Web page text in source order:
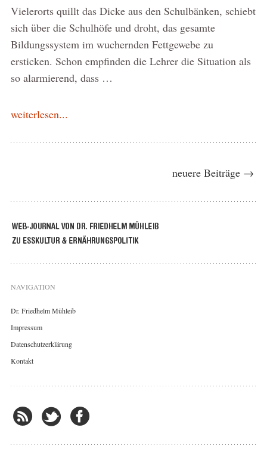
Vielerorts quillt das Dicke aus den Schulbänken, schiebt
sich über die Schulhöfe und droht, das gesamte
Bildungssystem im wuchernden Fettgewebe zu
ersticken. Schon empfinden die Lehrer die Situation als
so alarmierend, dass …
weiterlesen...
neuere Beiträge →
NAVIGATION
Dr. Friedhelm Mühleib
Impressum
Datenschutzerklärung
Kontakt